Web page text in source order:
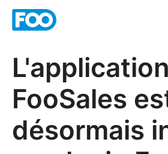
Skip
FooSales
désormais